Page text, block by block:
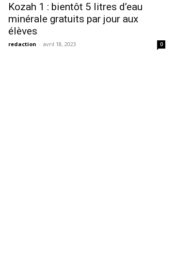
Kozah 1 : bientôt 5 litres d’eau
minérale gratuits par jour aux
élèves
redaction - avril 18, 2023 0